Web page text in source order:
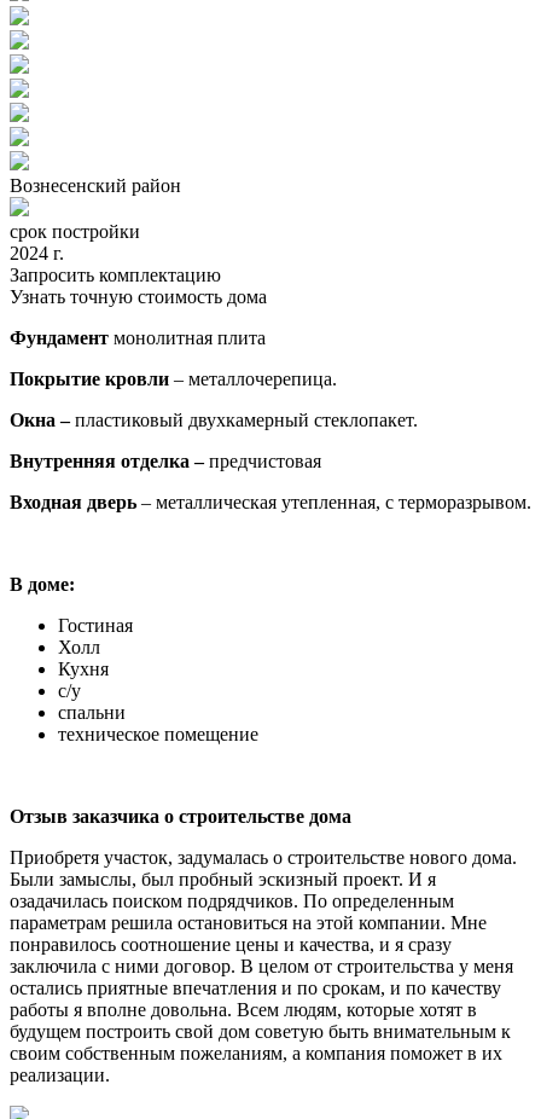
Вознесенский район
срок постройки
2024 г.
Запросить комплектацию
Узнать точную стоимость дома
Фундамент монолитная плита
Покрытие кровли – металлочерепица.
Окна –пластиковый двухкамерный стеклопакет.
Внутренняя отделка –предчистовая
Входная дверь – металлическая утепленная, с терморазрывом.
В доме:
Гостиная
Холл
Кухня
с/у
спальни
техническое помещение
Отзыв заказчика о строительстве дома
Приобретя участок, задумалась о строительстве нового дома.
Были замыслы, был пробный эскизный проект. И я
озадачилась поиском подрядчиков. По определенным
параметрам решила остановиться на этой компании. Мне
понравилось соотношение цены и качества, и я сразу
заключила с ними договор. В целом от строительства у меня
остались приятные впечатления и по срокам, и по качеству
работы я вполне довольна. Всем людям, которые хотят в
будущем построить свой дом советую быть внимательным к
своим собственным пожеланиям, а компания поможет в их
реализации.